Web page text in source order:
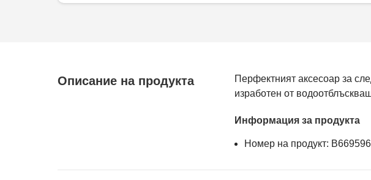
Описание на продукта
Перфектният аксесоар за
изработен от
Информация за продукта
Номер на продукт: